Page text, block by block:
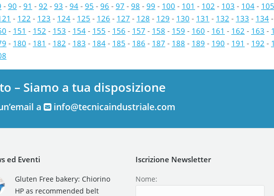
- 90 - 91 - 92 - 93 - 94 - 95 - 96 - 97 - 98 - 99 - 100 - 101 - 102 - 103 - 104 - 105
- 122 - 123 - 124 - 125 - 126 - 127 - 128 - 129 - 130 - 131 - 132 - 133 - 134 -
- 151 - 152 - 153 - 154 - 155 - 156 - 157 - 158 - 159 - 160 - 161 - 162 - 163 -
- 180 - 181 - 182 - 183 - 184 - 185 - 186 - 187 - 188 - 189 - 190 - 191 - 192 -
– Siamo a tua disposizione
a info@tecnicaindustriale.com
ed Eventi
Gluten Free bakery: Chiorino
HP as recommended belt
Iscrizione Newsletter
Nome: